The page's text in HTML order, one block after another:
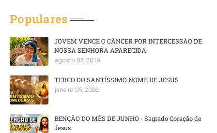
Populares
JOVEM VENCE O CÂNCER POR INTERCESSÃO DE
NOSSA SENHORA APARECIDA
agosto 05, 2019
TERÇO DO SANTÍSSIMO NOME DE JESUS
janeiro 05, 2026
BENÇÃO DO MÊS DE JUNHO - Sagrado Coração de
Jesus